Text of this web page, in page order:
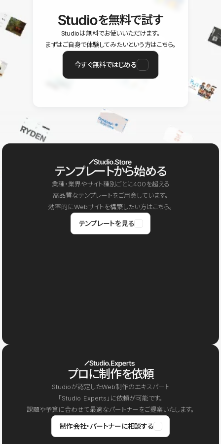
を無料で試す
Studioは無料でお使いいただけます。
まずはご自身で体験してみたいという方はこちら。
今すぐ無料ではじめる
テンプレートから始める
業種・業界やサイト種別ごとに400を超える
高品質なテンプレートをご用意しています。
効率的にWebサイトを構築したい方はこちら。
テンプレートを見る
プロに制作を依頼
Studioが認定したWeb制作のエキスパート
「Studio Experts」に依頼が可能です。
課題や予算に合わせて最適なパートナーをご提案いたします。
制作会社・パートナーに相談する